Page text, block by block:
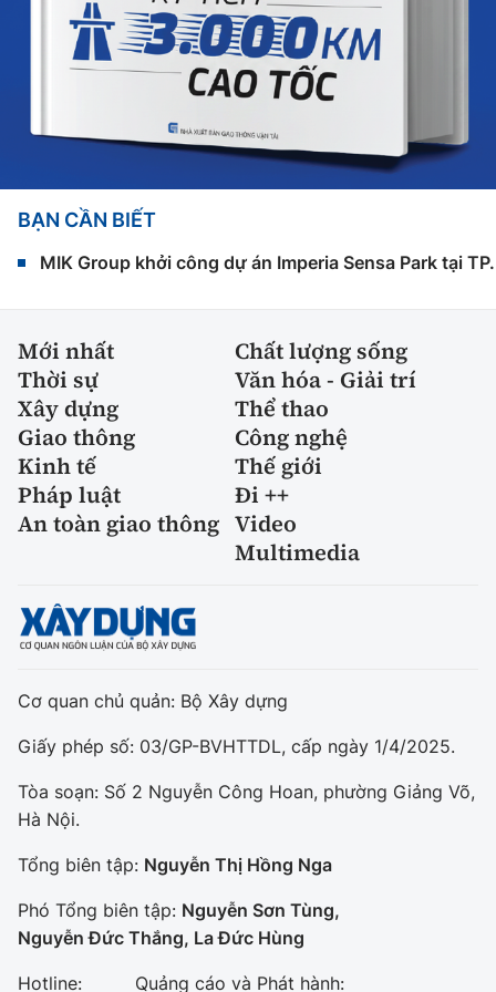
BẠN CẦN BIẾT
MIK Group khởi công dự án Imperia Sensa Park tại
Mới nhất
Chất lượng sống
Thời sự
Văn hóa - Giải trí
Xây dựng
Thể thao
Giao thông
Công nghệ
Kinh tế
Thế giới
Pháp luật
Đi ++
An toàn giao thông Video
Multimedia
Cơ quan chủ quản: Bộ Xây dựng
Giấy phép số: 03/GP-BVHTTDL, cấp ngày 1/4/2025.
Tòa soạn: Số 2 Nguyễn Công Hoan, phường Giảng Võ,
Hà Nội.
Tổng biên tập: Nguyễn Thị Hồng Nga
Phó Tổng biên tập: Nguyễn Sơn Tùng,
Nguyễn Đức Thắng, La Đức Hùng
Hotline: Quảng cáo và Phát hành: